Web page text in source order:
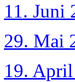
11. Juni
29. Mai
19.